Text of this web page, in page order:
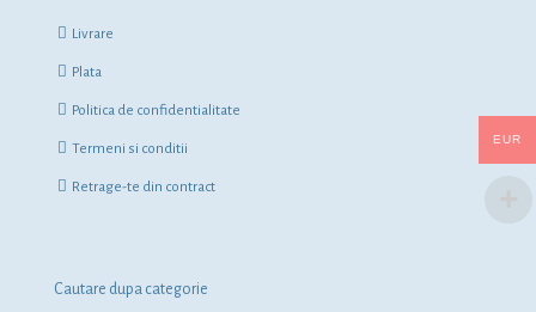
Livrare
Plata
Politica de confidentialitate
Termeni si conditii
Retrage-te din contract
Cautare dupa categorie
EUR